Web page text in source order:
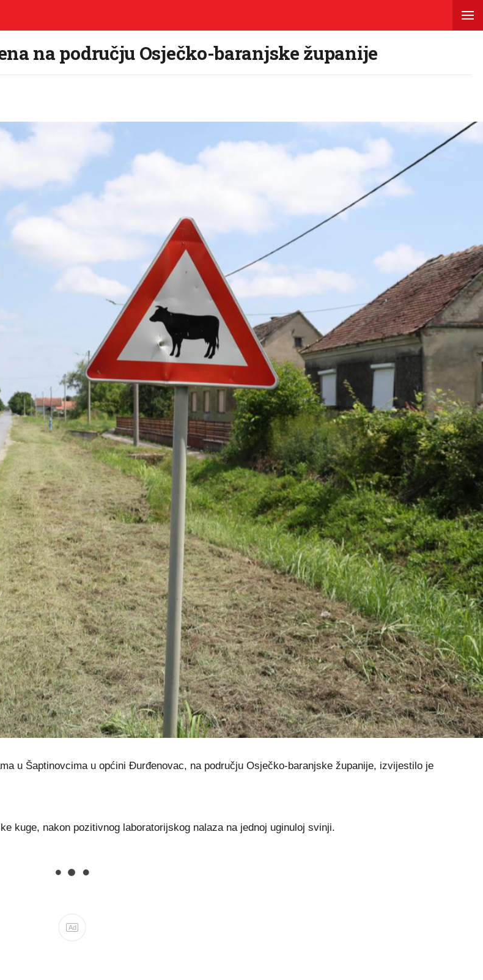
na području Osječko-baranjske županije
u Šaptinovcima u općini Đurđenovac, na području Osječko-baranjske županije, izvijestilo je
kuge, nakon pozitivnog laboratorijskog nalaza na jednoj uginuloj svinji.
Ad